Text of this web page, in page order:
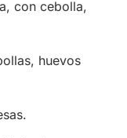
con cebolla,
huevos